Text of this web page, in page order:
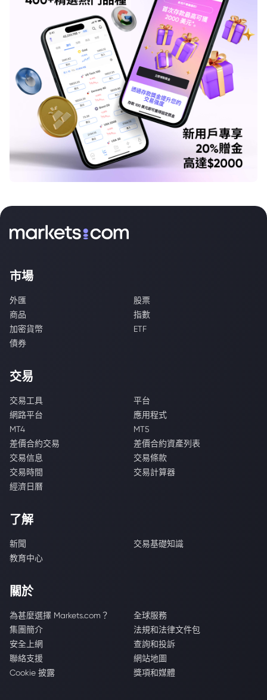
市場
外匯
股票
商品
指數
加密貨幣
ETF
債券
交易
交易工具
平台
網路平台
應用程式
MT4
MT5
差價合約交易
差價合約資產列表
交易信息
交易條款
交易時間
交易計算器
經濟日曆
了解
新聞
交易基礎知識
教育中心
關於
為甚麼選擇 Markets.com？
全球服務
集團簡介
法規和法律文件包
安全上網
查詢和投訴
聯絡支援
網站地圖
Cookie 披露
獎項和媒體